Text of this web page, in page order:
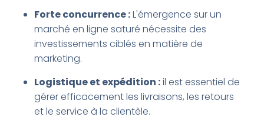
Forte concurrence :L'émergence sur un
marché en ligne saturé nécessite des
investissements ciblés en matière de
marketing.
Logistique et expédition :il est essentiel de
gérer efficacement les livraisons, les retours
et le service à la clientèle.